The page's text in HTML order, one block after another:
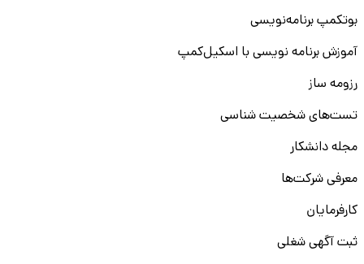
بوتکمپ برنامه‌نویسی
آموزش برنامه نویسی با اسکیل‌کمپ
رزومه ساز
تست‌های شخصیت شناسی
مجله دانشکار
معرفی شرکت‌ها
کارفرمایان
ثبت آگهی شغلی